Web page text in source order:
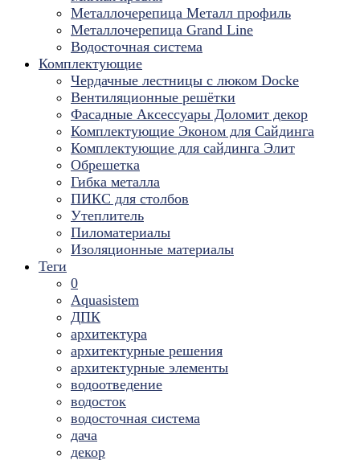
Металлочерепица Металл профиль
Металлочерепица Grand Line
Водосточная система
Комплектующие
Чердачные лестницы с люком Docke
Вентиляционные решётки
Фасадные Аксессуары Доломит декор
Комплектующие Эконом для Сайдинга
Комплектующие для cайдинга Элит
Обрешетка
Гибка металла
ПИКС для столбов
Утеплитель
Пиломатериалы
Изоляционные материалы
Теги
0
Aquasistem
ДПК
архитектура
архитектурные решения
архитектурные элементы
водоотведение
водосток
водосточная система
дача
декор